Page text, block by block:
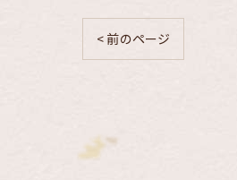
< 前のページ